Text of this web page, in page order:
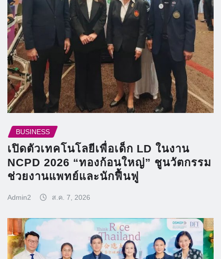
BUSINESS
เปิดตัวเทคโนโลยีเพื่อเด็ก LD ในงาน
NCPD 2026 “ทองก้อนใหญ่” ชูนวัตกรรม
ช่วยงานแพทย์และนักฟื้นฟู
Admin2 ส.ค. 7, 2026